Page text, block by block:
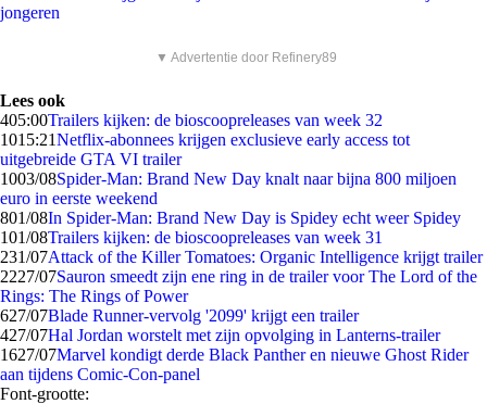
jongeren
▼ Advertentie door Refinery89
Lees ook
405:00Trailers kijken: de bioscoopreleases van week 32
1015:21Netflix-abonnees krijgen exclusieve early access tot
uitgebreide GTA VI trailer
1003/08Spider-Man: Brand New Day knalt naar bijna 800 miljoen
euro in eerste weekend
801/08In Spider-Man: Brand New Day is Spidey echt weer Spidey
101/08Trailers kijken: de bioscoopreleases van week 31
231/07Attack of the Killer Tomatoes: Organic Intelligence krijgt trailer
2227/07Sauron smeedt zijn ene ring in de trailer voor The Lord of the
Rings: The Rings of Power
627/07Blade Runner-vervolg '2099' krijgt een trailer
427/07Hal Jordan worstelt met zijn opvolging in Lanterns-trailer
1627/07Marvel kondigt derde Black Panther en nieuwe Ghost Rider
aan tijdens Comic-Con-panel
Font-grootte: